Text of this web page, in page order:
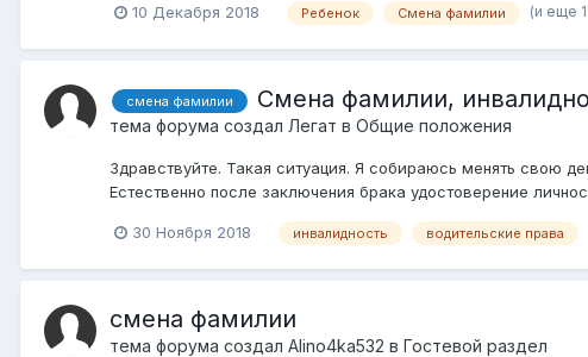
10 Декабря 2018 Ребенок Смена фамилии (и еще 1
смена фамилии Смена фамилии,
тема форума создал Легат в Общие положения
Здравствуйте. Такая ситуация. Я собираюсь менять
Естественно после заключения брака удостоверение
30 Ноября 2018 инвалидность водительские права
смена фамилии
тема форума создал Alino4ka532 в Гостевой раздел